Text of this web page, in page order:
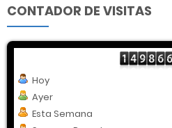
CONTADOR DE VISITAS
Hoy
Ayer
Esta Semana